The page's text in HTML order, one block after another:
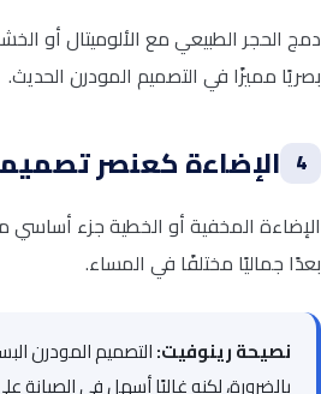
دمج الحجر الطبيعي مع الألوميتال أو
بصريًا مميزًا في التصميم المودرن الحديث.
4 الإضاءة كعنصر
الإضاءة المخفية أو الخطية جزء
بعدًا جماليًا مختلفًا في المساء.
نصيحة رينوفيت:التصميم المودرن
بالضرورة، لكنه غالبًا أسهل في الصيانة